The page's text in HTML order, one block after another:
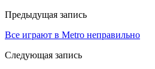
Предыдущая запись
Все играют в Metro неправильно
Следующая запись